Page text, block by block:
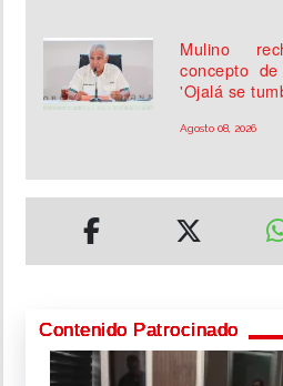
Mulino
concepto
'Ojalá se
Agosto 08, 2026
Contenido Patrocinado